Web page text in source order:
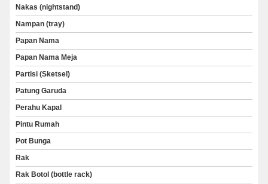
Nakas (nightstand)
Nampan (tray)
Papan Nama
Papan Nama Meja
Partisi (Sketsel)
Patung Garuda
Perahu Kapal
Pintu Rumah
Pot Bunga
Rak
Rak Botol (bottle rack)